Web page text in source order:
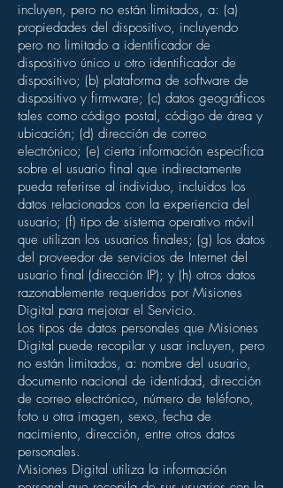
incluyen, pero no están limitados, a: (a)
propiedades del dispositivo, incluyendo
pero no limitado a identificador de
dispositivo único u otro identificador de
dispositivo; (b) plataforma de software de
dispositivo y firmware; (c) datos geográficos
tales como código postal, código de área y
ubicación; (d) dirección de correo
electrónico; (e) cierta información específica
sobre el usuario final que indirectamente
pueda referirse al individuo, incluidos los
datos relacionados con la experiencia del
usuario; (f) tipo de sistema operativo móvil
que utilizan los usuarios finales; (g) los datos
del proveedor de servicios de Internet del
usuario final (dirección IP); y (h) otros datos
razonablemente requeridos por Misiones
Digital para mejorar el Servicio.
Los tipos de datos personales que Misiones
Digital puede recopilar y usar incluyen, pero
no están limitados, a: nombre del usuario,
documento nacional de identidad, dirección
de correo electrónico, número de teléfono,
foto u otra imagen, sexo, fecha de
nacimiento, dirección, entre otros datos
personales.
Misiones Digital utiliza la información